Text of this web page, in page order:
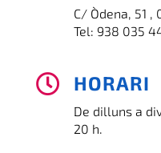
C/ Òdena, 51
Tel: 938 035
 HORARI
De dilluns a
20 h.